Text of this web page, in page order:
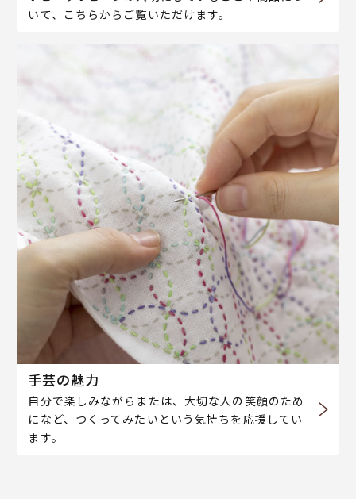
いて、こちらからご覧いただけます。
手芸の魅力
自分で楽しみながらまたは、大切な人の笑顔のため
になど、つくってみたいという気持ちを応援してい
ます。